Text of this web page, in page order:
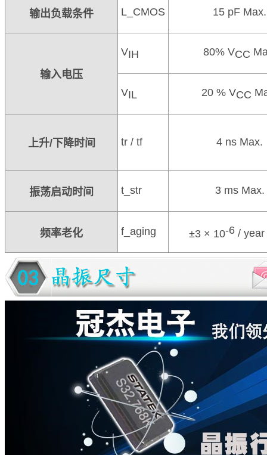
输出负载条件 L_CMOS 15 pF Max.
输入电压
VIH 80% VCC
VIL 20 % VCC
上升/下降时间 tr / tf 4 ns Max.
振荡启动时间 t_str 3 ms Max.
频率老化 f_aging ±3 × 10-6 / year